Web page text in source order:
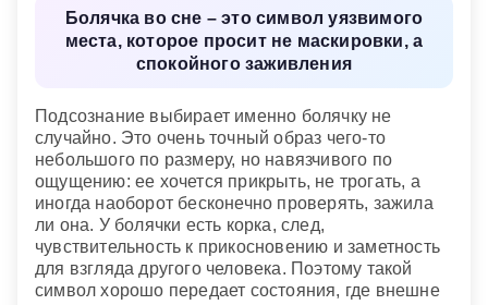
Болячка во сне – это символ уязвимого
места, которое просит не маскировки, а
спокойного заживления
Подсознание выбирает именно болячку не
случайно. Это очень точный образ чего-то
небольшого по размеру, но навязчивого по
ощущению: ее хочется прикрыть, не трогать, а
иногда наоборот бесконечно проверять, зажила
ли она. У болячки есть корка, след,
чувствительность к прикосновению и заметность
для взгляда другого человека. Поэтому такой
символ хорошо передает состояния, где внешне